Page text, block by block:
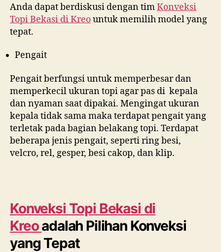
Anda dapat berdiskusi dengan timKonveksi
Topi Bekasi diKreountuk memilih model yang
tepat.
Pengait
Pengait berfungsi untuk memperbesar dan
memperkecil ukuran topi agar pas di kepala
dan nyaman saat dipakai. Mengingat ukuran
kepala tidak sama maka terdapat pengait yang
terletak pada bagian belakang topi. Terdapat
beberapa jenis pengait, seperti ring besi,
velcro, rel, gesper, besi cakop, dan klip.
Konveksi Topi Bekasi di
Kreoadalah Pilihan Konveksi
yang Tepat